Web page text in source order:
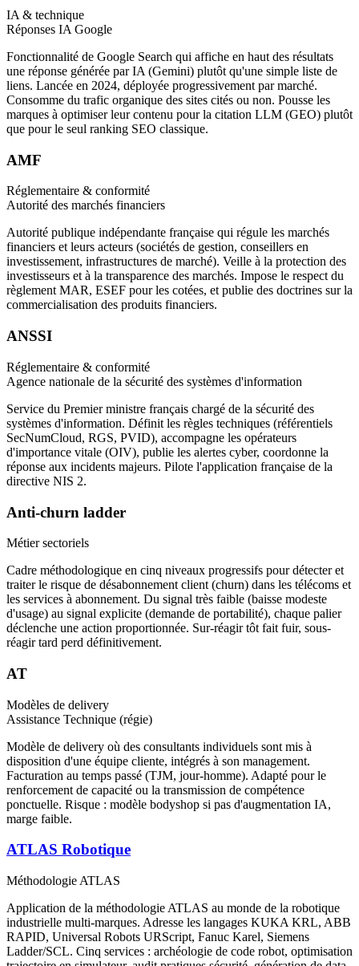
IA & technique
Réponses IA Google
Fonctionnalité de Google Search qui affiche en haut des résultats
une réponse générée par IA (Gemini) plutôt qu'une simple liste de
liens. Lancée en 2024, déployée progressivement par marché.
Consomme du trafic organique des sites cités ou non. Pousse les
marques à optimiser leur contenu pour la citation LLM (GEO) plutôt
que pour le seul ranking SEO classique.
AMF
Réglementaire & conformité
Autorité des marchés financiers
Autorité publique indépendante française qui régule les marchés
financiers et leurs acteurs (sociétés de gestion, conseillers en
investissement, infrastructures de marché). Veille à la protection des
investisseurs et à la transparence des marchés. Impose le respect du
règlement MAR, ESEF pour les cotées, et publie des doctrines sur la
commercialisation des produits financiers.
ANSSI
Réglementaire & conformité
Agence nationale de la sécurité des systèmes d'information
Service du Premier ministre français chargé de la sécurité des
systèmes d'information. Définit les règles techniques (référentiels
SecNumCloud, RGS, PVID), accompagne les opérateurs
d'importance vitale (OIV), publie les alertes cyber, coordonne la
réponse aux incidents majeurs. Pilote l'application française de la
directive NIS 2.
Anti-churn ladder
Métier sectoriels
Cadre méthodologique en cinq niveaux progressifs pour détecter et
traiter le risque de désabonnement client (churn) dans les télécoms et
les services à abonnement. Du signal très faible (baisse modeste
d'usage) au signal explicite (demande de portabilité), chaque palier
déclenche une action proportionnée. Sur-réagir tôt fait fuir, sous-
réagir tard perd définitivement.
AT
Modèles de delivery
Assistance Technique (régie)
Modèle de delivery où des consultants individuels sont mis à
disposition d'une équipe cliente, intégrés à son management.
Facturation au temps passé (TJM, jour-homme). Adapté pour le
renforcement de capacité ou la transmission de compétence
ponctuelle. Risque : modèle bodyshop si pas d'augmentation IA,
marge faible.
ATLAS Robotique
Méthodologie ATLAS
Application de la méthodologie ATLAS au monde de la robotique
industrielle multi-marques. Adresse les langages KUKA KRL, ABB
RAPID, Universal Robots URScript, Fanuc Karel, Siemens
Ladder/SCL. Cinq services : archéologie de code robot, optimisation